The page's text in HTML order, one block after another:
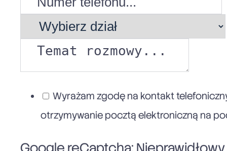
Wyrażam zgodę na kontakt
otrzymywanie pocztą elektroniczną na